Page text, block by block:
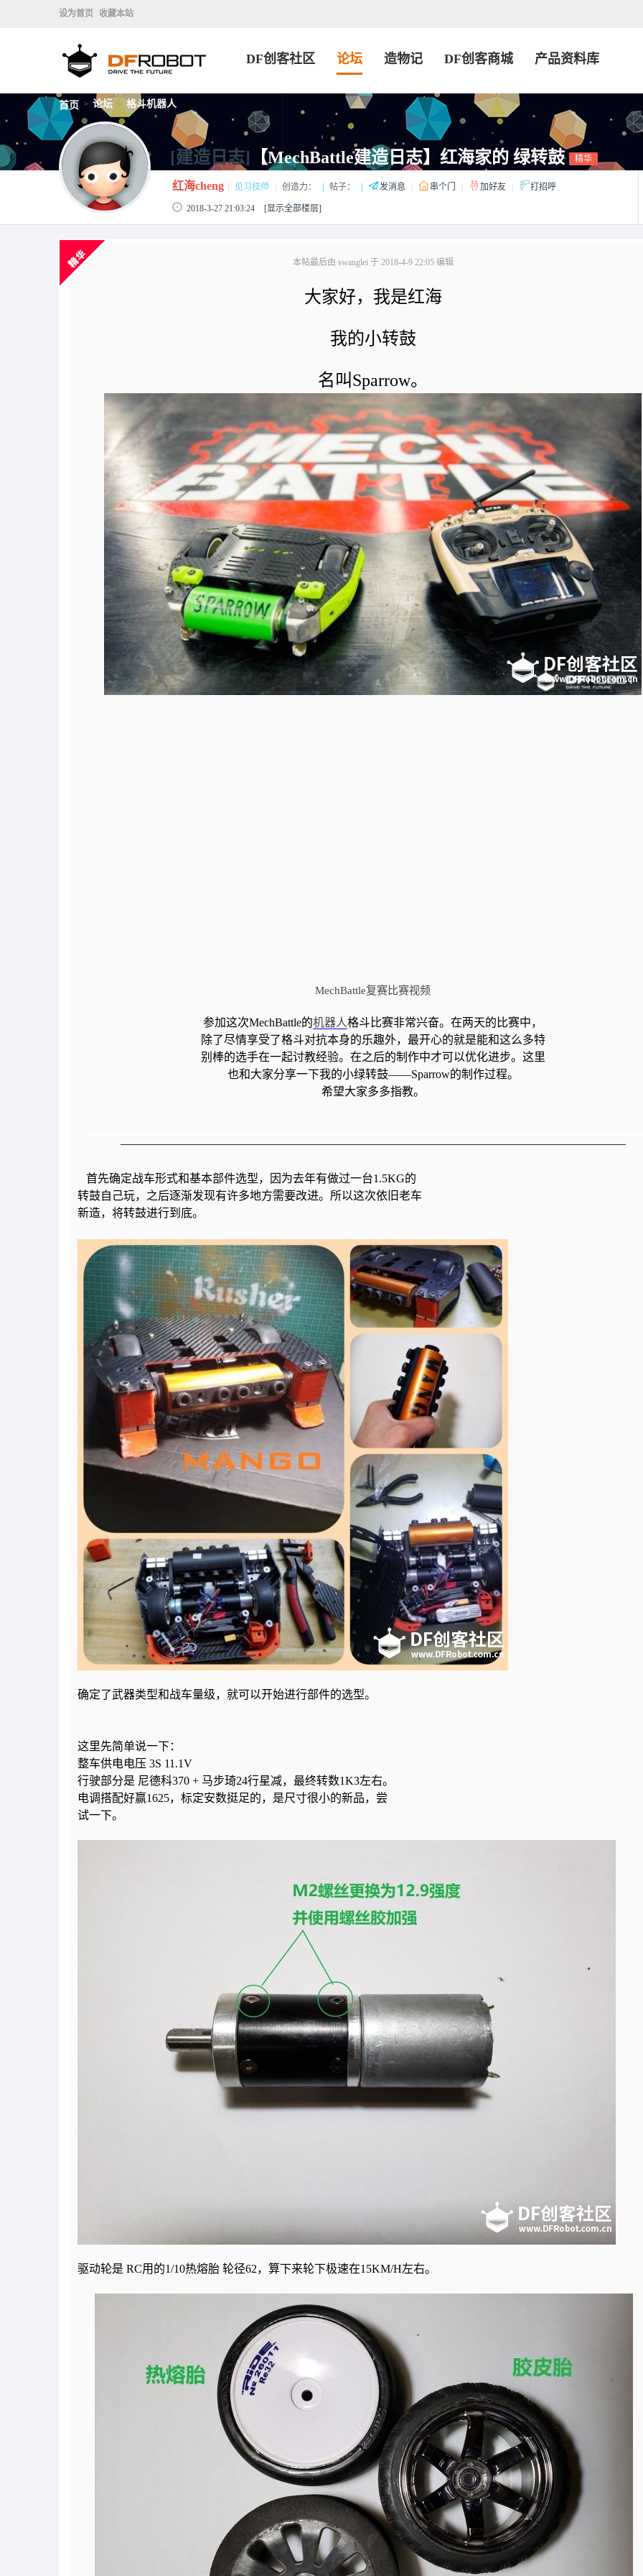
设为首页 收藏本站
DF创客社区 论坛 造物记 DF创客商城 产品资料库
首页 > 论坛 > 格斗机器人
[建造日志] 【MechBattle建造日志】红海家的 绿转鼓 精华
红海cheng 见习技师 创造力： 帖子： 发消息 串个门 加好友 打招呼
2018-3-27 21:03:24 [显示全部楼层]
本帖最后由 swanglei 于 2018-4-9 22:05 编辑
大家好，我是红海
我的小转鼓
名叫Sparrow。
MechBattle复赛比赛视频
参加这次MechBattle的机器人格斗比赛非常兴奋。在两天的比赛中，
除了尽情享受了格斗对抗本身的乐趣外，最开心的就是能和这么多特
别 棒的选手在一起讨教经验。在之后的制作中才可以优化进步。这里
也和大家分享一下我的小绿转鼓——Sparrow的制作过程。
希望大家多多指教。
————————————————————————————————————————————
首先确定战车形式和基本部件选型，因为去年有做过一台1.5KG的
转鼓自己玩，之后逐渐发现有许多地方需要改进。所以这次依旧老车
新造，将转鼓进行到底。
确定了武器类型和战车量级，就可以开始进行部件的选型。
这里先简单说一下：
整车供电电压 3S 11.1V
行驶部分是 尼德科370 + 马步琦24行星减，最终转数1K3左右。
电调搭配好赢1625，标定安数挺足的，是尺寸很小的新品， 尝
试一下。
驱动轮是 RC用的1/10热熔胎 轮径62，算下来轮下极速在15KM/H左右。